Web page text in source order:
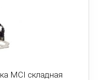
MCI складная